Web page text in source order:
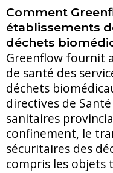
Comment
établissements
déchets
Greenflow fournit
de santé des
déchets
directives de
sanitaires
confinement, le
sécuritaires des
compris les objets